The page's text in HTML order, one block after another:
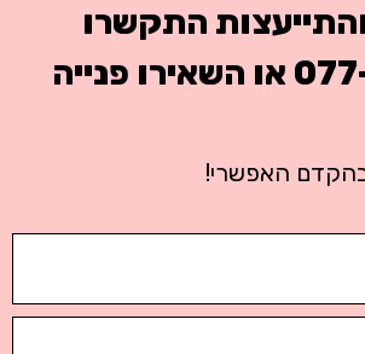
התקשרו
או השאירו פנייה
בהקדם האפשרי!